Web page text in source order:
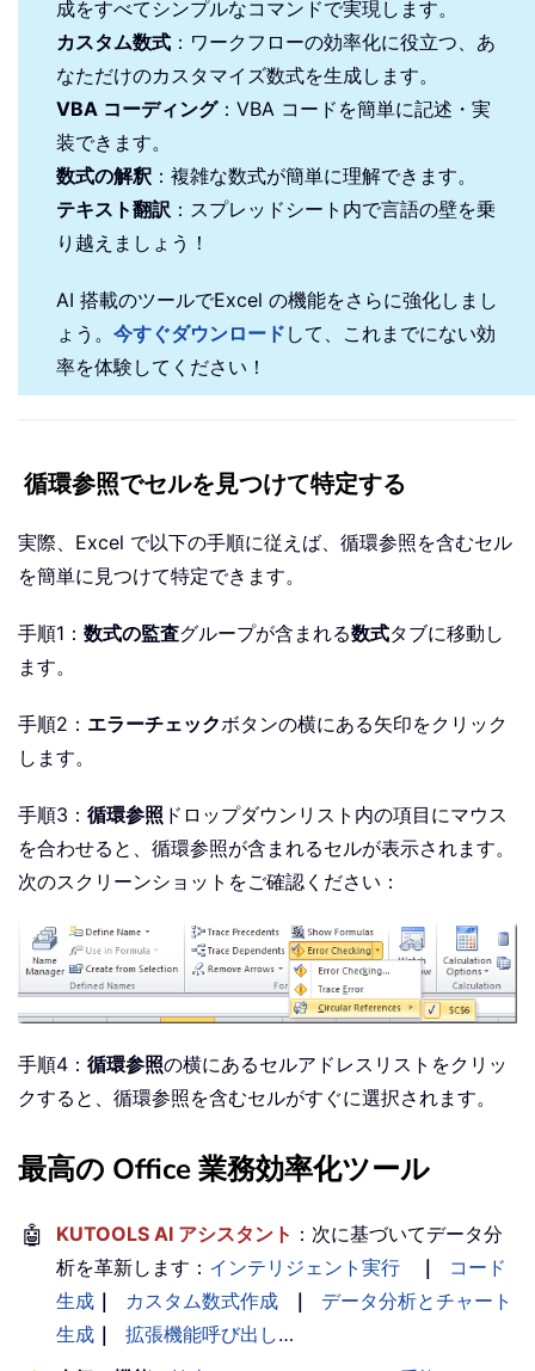
成をすべてシンプルなコマンドで実現します。
カスタム数式 ：ワークフローの効率化に役立つ、あ
なただけのカスタマイズ数式を生成します。
VBA コーディング：VBA コードを簡単に記述・実
装できます。
数式の解釈 ：複雑な数式が簡単に理解できます。
テキスト翻訳 ：スプレッドシート内で言語の壁を乗
り越えましょう！
AI 搭載のツールでExcel の機能をさらに強化しまし
ょう。 今すぐダウンロード して、これまでにない効
率を体験してください！
循環参照でセルを見つけて特定する
実際、Excel で以下の手順に従えば、循環参照を含むセル
を簡単に見つけて特定できます。
手順1： 数式の監査グループが含まれる数式タブに移動し
ます。
手順2： エラーチェックボタンの横にある矢印をクリック
します。
手順3： 循環参照 ドロップダウンリスト内の項目にマウス
を合わせると、循環参照が含まれるセルが表示されます。
次のスクリーンショットをご確認ください：
手順4： 循環参照の横にあるセルアドレスリストをクリッ
クすると、循環参照を含むセルがすぐに選択されます。
最高の Office 業務効率化ツール
🤖 KUTOOLS AI アシスタント ：次に基づいてデータ分
析を革新します： インテリジェント実行 ｜
コード
生成 ｜ カスタム数式作成 ｜
データ分析とチャート
生成 ｜ 拡張機能呼び出し…